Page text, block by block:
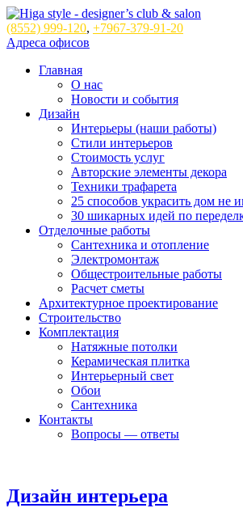
(8552) 999-120, +7967-379-91-20
Адреса офисов
Главная
О нас
Новости и события
Дизайн
Интерьеры (наши работы)
Стили интерьеров
Стоимость услуг
Авторские элементы декора
Техники трафарета
25 способов украсить дом не
30 шикарных идей по
Отделочные работы
Сантехника и отопление
Электромонтаж
Общестроительные работы
Расчет сметы
Архитектурное проектирование
Строительство
Комплектация
Натяжные потолки
Керамическая плитка
Интерьерный свет
Обои
Сантехника
Контакты
Вопросы — ответы
Дизайн интерьера